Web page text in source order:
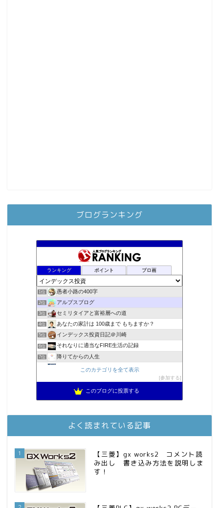
ブログランキング
ランキング ポイント ブロ画
1位 愚者小路の400字
2位 アルプスブログ
3位 セミリタイアと富裕層への道
4位 あなたの家計は 100歳まで もちますか？
5位 インデックス投資日記＠川崎
6位 それなりに適当なFIRE生活の記録
7位 降りてからの人生
2023年(46歳)FIRE！！！＠20XX年FIRE！！！
スパコンSEが効率的投資で一家セミリタイアするブログ
11位 MBAのインデックス投資日記
お金に困らない生活（インデックス投資ブログ）
このカテゴリを全て表示
参加する
このブログに投票する
よく読まれている記事
1
【三菱】gx works2 コメント読
み出し 書き込み方法を説明しま
す！